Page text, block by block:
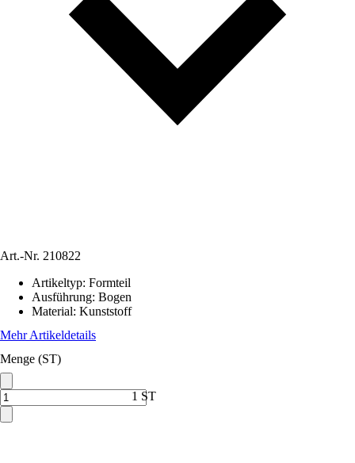
Art.-Nr. 210822
Artikeltyp: Formteil
Ausführung: Bogen
Material: Kunststoff
Mehr Artikeldetails
Menge (ST)
1 ST